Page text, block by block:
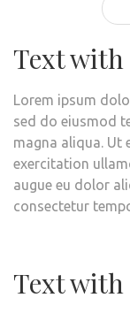
Text
Lorem ipsum
sed do eiusmod
magna aliqua. Ut
exercitation
augue eu dolor
consectetur
Text